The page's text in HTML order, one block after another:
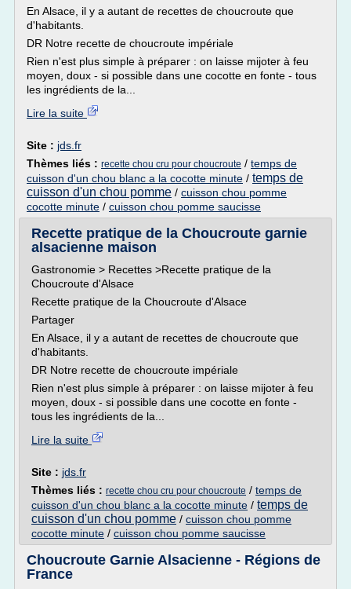
En Alsace, il y a autant de recettes de choucroute que
d'habitants.
DR Notre recette de choucroute impériale
Rien n'est plus simple à préparer : on laisse mijoter à feu
moyen, doux - si possible dans une cocotte en fonte - tous
les ingrédients de la...
Lire la suite
Site : jds.fr
Thèmes liés : recette chou cru pour choucroute / temps de
cuisson d'un chou blanc a la cocotte minute / temps de
cuisson d'un chou pomme / cuisson chou pomme
cocotte minute / cuisson chou pomme saucisse
Recette pratique de la Choucroute garnie
alsacienne maison
Gastronomie > Recettes >Recette pratique de la
Choucroute d'Alsace
Recette pratique de la Choucroute d'Alsace
Partager
En Alsace, il y a autant de recettes de choucroute que
d'habitants.
DR Notre recette de choucroute impériale
Rien n'est plus simple à préparer : on laisse mijoter à feu
moyen, doux - si possible dans une cocotte en fonte -
tous les ingrédients de la...
Lire la suite
Site : jds.fr
Thèmes liés : recette chou cru pour choucroute / temps de
cuisson d'un chou blanc a la cocotte minute / temps de
cuisson d'un chou pomme / cuisson chou pomme
cocotte minute / cuisson chou pomme saucisse
Choucroute Garnie Alsacienne - Régions de
France